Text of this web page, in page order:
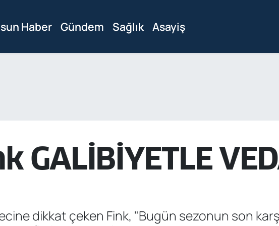
Haber Gündem Sağlık Asayiş
GALİBİYETLE
dikkat çeken Fink, "Bugün sezonun son